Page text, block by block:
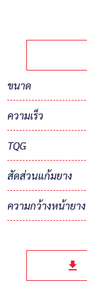
ขนาด
ความเร็ว
TQG
สัดส่วนแก้มยาง
ความกว้างหน้ายาง